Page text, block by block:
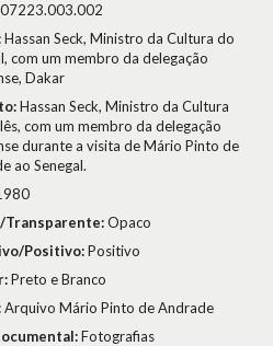
07223.003.002
Hassan Seck, Ministro da Cultura do
com um membro da delegação
Dakar
Hassan Seck, Ministro da Cultura
com um membro da delegação
durante a visita de Mário Pinto de
ao Senegal.
Transparente:Opaco
Positivo:Positivo
Preto e Branco
Arquivo Mário Pinto de Andrade
Fotografias